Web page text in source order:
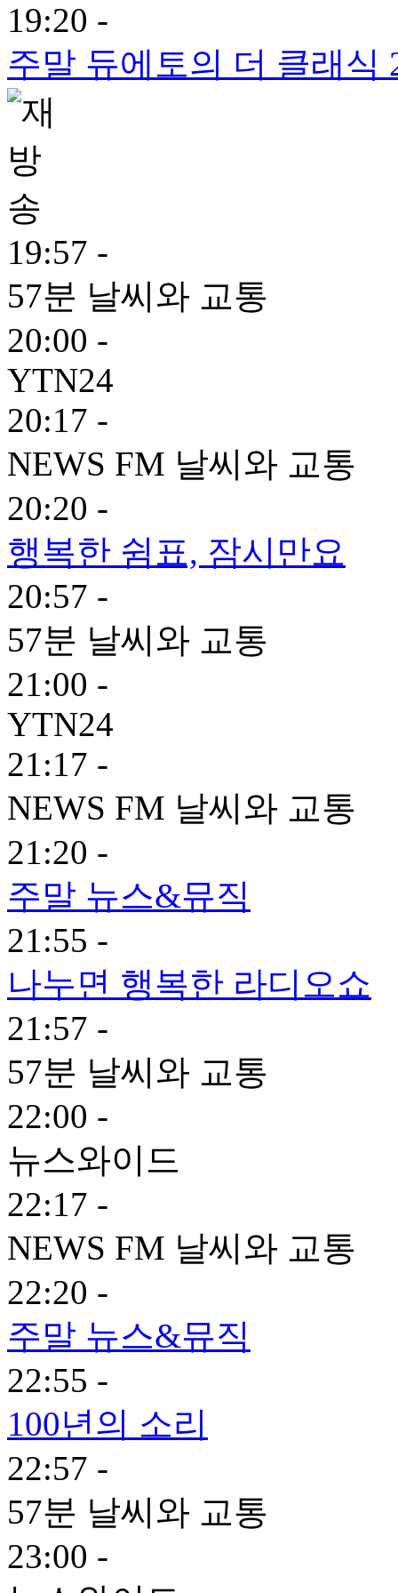
19:20 -
주말 듀에토의 더 클래식
19:57 -
57분 날씨와 교통
20:00 -
YTN24
20:17 -
NEWS FM 날씨와 교통
20:20 -
행복한 쉼표, 잠시만요
20:57 -
57분 날씨와 교통
21:00 -
YTN24
21:17 -
NEWS FM 날씨와 교통
21:20 -
주말 뉴스&뮤직
21:55 -
나누면 행복한 라디오쇼
21:57 -
57분 날씨와 교통
22:00 -
뉴스와이드
22:17 -
NEWS FM 날씨와 교통
22:20 -
주말 뉴스&뮤직
22:55 -
100년의 소리
22:57 -
57분 날씨와 교통
23:00 -